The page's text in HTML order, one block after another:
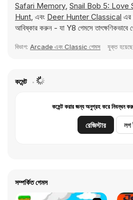
Safari Memory, Snail Bob 5: Love
Hunt, এবং Deer Hunter Classical এর
আবিষ্কার করুন - যা Y8 গেমসে তাৎক্ষণিকভাবে
বিভাগ: Arcade এবং Classic গেমস যুক্ত হয়েছে
কমেন্ট
কমেন্ট করার জন্য অনুগ্রহ করে নিবন্ধন
রেজিস্টার লগ
সম্পর্কিত গেমস